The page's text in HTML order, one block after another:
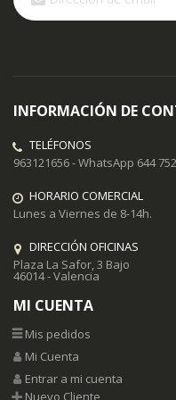
nuestro
INFORMACIÓN DE
TELÉFONOS
963121656 - WhatsApp 644
HORARIO COMERCIAL
Lunes a Viernes de 8-14h.
DIRECCIÓN OFICINAS
Plaza La Safor, 3 Bajo
46014 - Valencia
MI CUENTA
Mis pedidos
Mi Cuenta
Entrar a mi cuenta
Nuevo Cliente